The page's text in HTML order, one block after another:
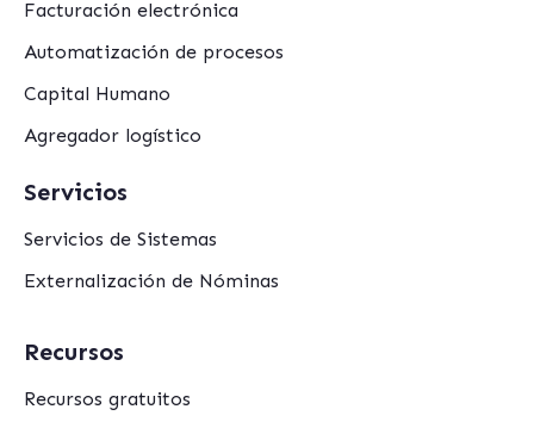
Facturación electrónica
Automatización de procesos
Capital Humano
Agregador logístico
Servicios
Servicios de Sistemas
Externalización de Nóminas
Recursos
Recursos gratuitos